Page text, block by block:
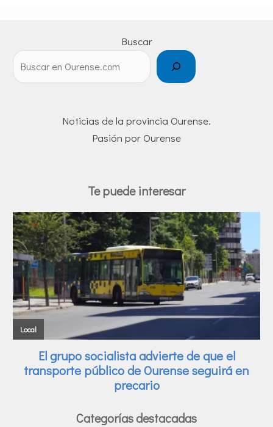
Buscar
Noticias de la provincia Ourense.
Pasión por Ourense
Te puede interesar
Categorías destacadas